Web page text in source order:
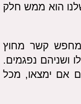
הוא ממש חלק
מחפש קשר מחוץ
ושניהם נפגמים.
אם ימצאו, מכל